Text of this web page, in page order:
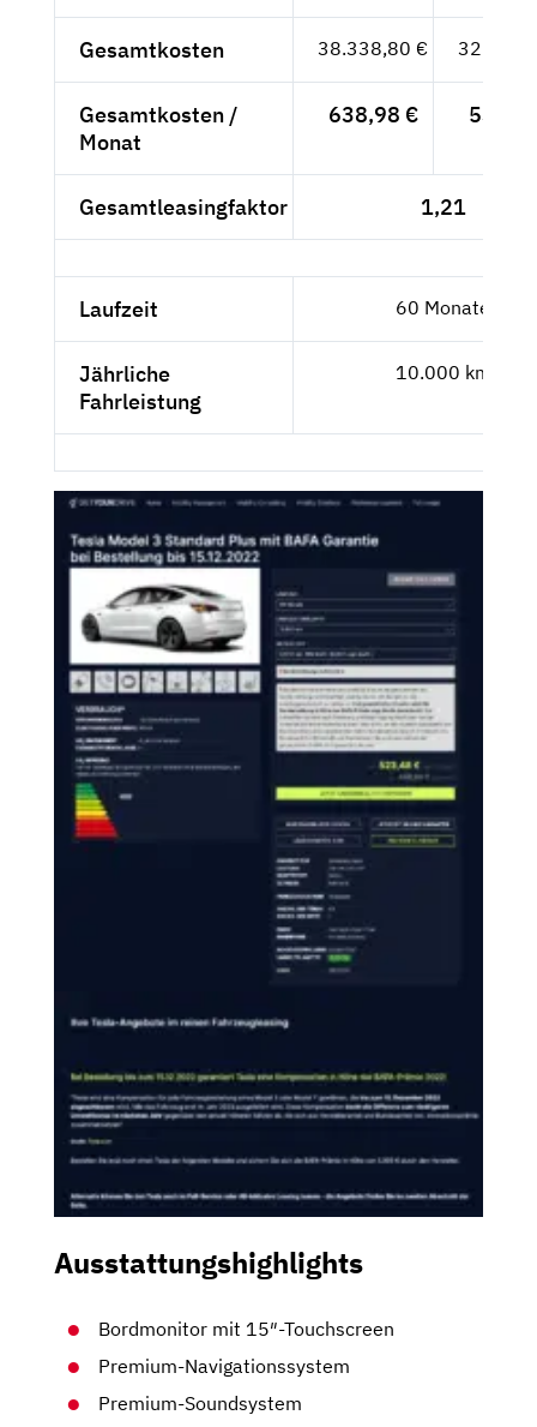
Gesamtkosten 38.338,80 €
Gesamtkosten /
Monat
638,98 €
Gesamtleasingfaktor 1,21
Laufzeit 60 Monate
Jährliche
Fahrleistung
10.000 km
Ausstattungshighlights
Bordmonitor mit 15″-Touchscreen
Premium-Navigationssystem
Premium-Soundsystem